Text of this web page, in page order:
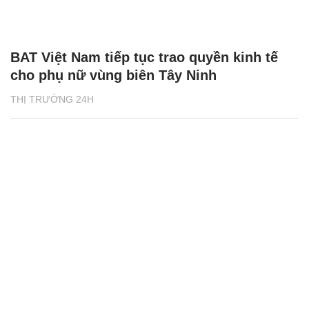
THỊ TRƯỜNG 24H
BAT Việt Nam tiếp tục trao quyền kinh tế
cho phụ nữ vùng biên Tây Ninh